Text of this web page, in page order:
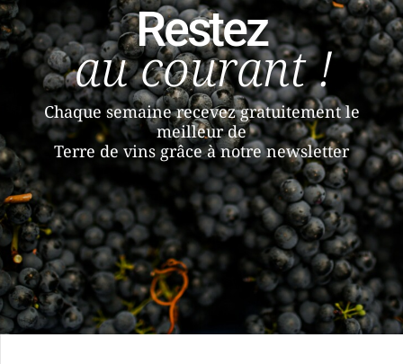
Restez
au courant !
Chaque semaine recevez gratuitement le
meilleur de
Terre de vins grâce à notre newsletter